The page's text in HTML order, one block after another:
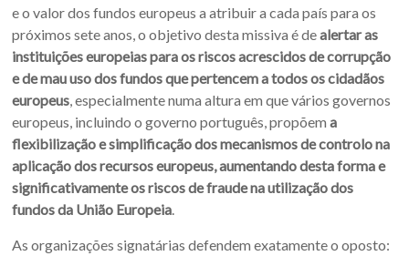
e o valor dos fundos europeus a atribuir a cada país para os
próximos sete anos, o objetivo desta missiva é dealertar as
instituições europeias para os riscos acrescidos de corrupção
e de mau uso dos fundos que pertencem a todos os cidadãos
europeus , especialmente numa altura em que vários governos
europeus, incluindo o governo português, propõema
flexibilização e simplificação dos mecanismos de controlo na
aplicação dos recursos europeus, aumentando desta forma e
significativamente os riscos de fraude na utilização dos
fundos da União Europeia
As organizações signatárias defendem exatamente o oposto: